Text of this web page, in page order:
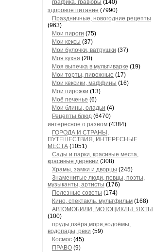
графика, гравюры (140)
здоровое питание (7990)
Праздничные, новогодние рецепты
(963)
Мои пироги (75)
Мои кексы (37)
Мои булочки, ватрушки (37)
Моя кухня (20)
Моя выпечка в мультиварке (19)
Мои торты, пирожные (17)
Мои кексики, маффины (16)
Мои пирожки (13)
Моё печенье (6)
Мои блины, оладьи (4)
Рецепты блюд (6470)
интересное о разном (4384)
ГОРОДА И СТРАНЫ,
ПУТЕШЕСТВИЯ, ИНТЕРЕСНЫЕ
МЕСТА (1051)
Сады и парки, красивые места,
красивые деревни (308)
Храмы, замки и дворцы (245)
Знаменитые люди, певцы, поэты,
музыканты, артисты (176)
Полезные советы (174)
Кино, спектакль, мультфильм (168)
АВТОМОБИЛИ, МОТОЦИКЛЫ, ЯХТЫ
(100)
пруды,озёра,моря,водоёмы,
водопады, реки (59)
Космос (45)
ПРАВО (9)